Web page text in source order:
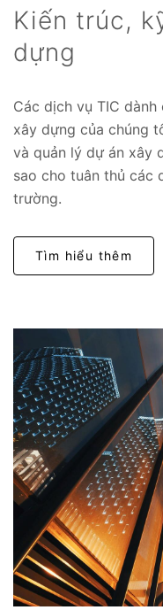
Kiến trúc,
dựng
Các dịch vụ TIC
xây dựng của chúng
và quản lý dự án xây
sao cho tuân thủ các
trường.
Tìm hiểu thêm